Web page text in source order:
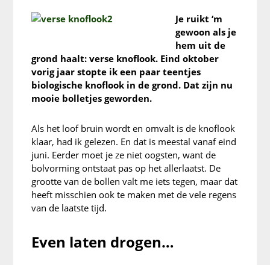
Je ruikt ‘m
gewoon als je
hem uit de
grond haalt: verse knoflook. Eind oktober
vorig jaar stopte ik een paar teentjes
biologische knoflook in de grond. Dat zijn nu
mooie bolletjes geworden.
Als het loof bruin wordt en omvalt is de knoflook
klaar, had ik gelezen. En dat is meestal vanaf eind
juni. Eerder moet je ze niet oogsten, want de
bolvorming ontstaat pas op het allerlaatst. De
grootte van de bollen valt me iets tegen, maar dat
heeft misschien ook te maken met de vele regens
van de laatste tijd.
Even laten drogen…